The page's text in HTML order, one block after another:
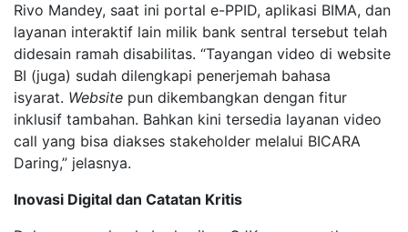
Rivo Mandey, saat ini portal e-PPID, aplikasi BIMA, dan
layanan interaktif lain milik bank sentral tersebut telah
didesain ramah disabilitas. “Tayangan video di website
BI (juga) sudah dilengkapi penerjemah bahasa
isyarat. Website pun dikembangkan dengan fitur
inklusif tambahan. Bahkan kini tersedia layanan video
call yang bisa diakses stakeholder melalui BICARA
Daring,” jelasnya.
Inovasi Digital dan Catatan Kritis